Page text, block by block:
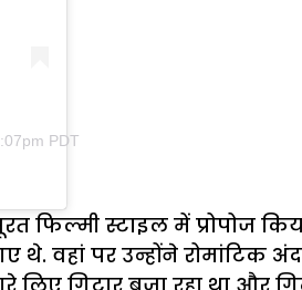
PDT
फिल्मी स्टाइल में प्रोपोज
गए थे. वहां पर उन्होंने